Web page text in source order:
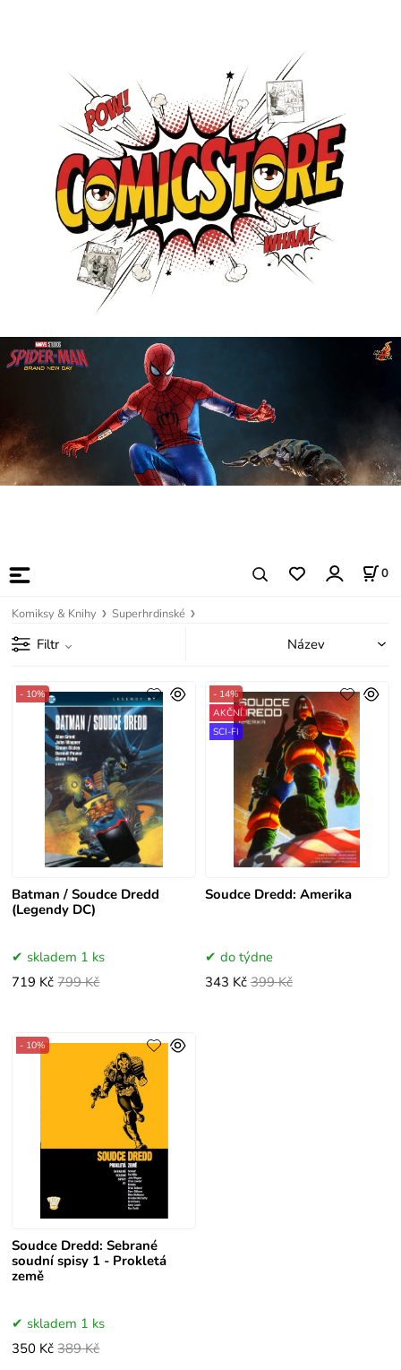
0
Komiksy & Knihy Superhrdinské
Filtr
Batman / Soudce Dredd
(Legendy DC)
- 10%
skladem 1 ks
719 Kč 799 Kč
Soudce Dredd: Amerika
- 14%
AKČNÍ
SCI-FI
do týdne
343 Kč 399 Kč
Soudce Dredd: Sebrané
soudní spisy 1 - Prokletá
země
- 10%
skladem 1 ks
350 Kč 389 Kč